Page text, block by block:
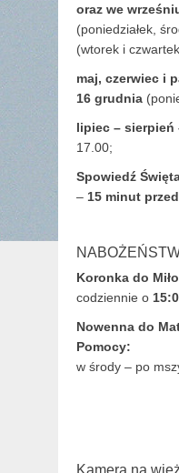
oraz we
(poniedziałek,
(wtorek i
maj, czerwiec i
16 grudnia
lipiec – sierpień
17.00;
Spowiedź
– 15 minut
Koronka do
codziennie o
Nowenna do
Pomocy:
w środy – po
Kamera na